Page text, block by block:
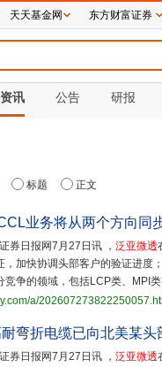
资讯 公告 研报
标题 正文
业务将从两个方向同
证券日报网7月27日讯 ， 泛亚微透
，加快协调头部客户的验证进度
竞争的领域，包括LCP类、MPI
a/
耐弯折电缆已向北美某
证券日报网7月27日讯 ， 泛亚微透
天天基金网 东方财富证券